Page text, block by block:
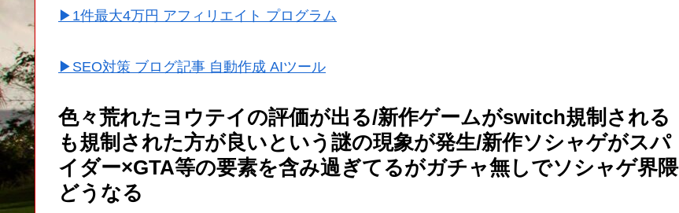
▶1件最大4万円 アフィリエイト プログラム
▶SEO対策 ブログ記事 自動作成 AIツール
色々荒れたヨウテイの評価が出る/新作ゲームがswitch規制される
も規制された方が良いという謎の現象が発生/新作ソシャゲがスパ
イダー×GTA等の要素を含み過ぎてるがガチャ無しでソシャゲ界隈
どうなる